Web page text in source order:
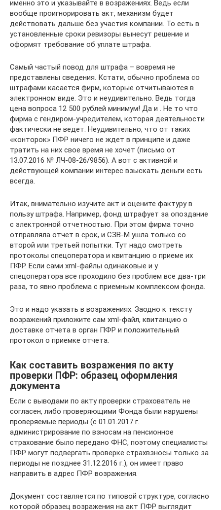
именно это и указывайте в возражениях. Ведь если
вообще проигнорировать акт, механизм будет
действовать дальше без участия компании. То есть в
установленные сроки ревизоры вынесут решение и
оформят требование об уплате штрафа.
Самый частый повод для штрафа – вовремя не
представлены сведения. Кстати, обычно проблема со
штрафами касается фирм, которые отчитываются в
электронном виде. Это и неудивительно. Ведь тогда
цена вопроса 12 500 рублей минимум! Да и . Не то что
фирма с гендиром-учредителем, которая деятельности
фактически не ведет. Неудивительно, что от таких
«конторок» ПФР ничего не ждет в принципе и даже
тратить на них свое время не хочет (письмо от
13.07.2016 № ЛЧ-08-26/9856). А вот с активной и
действующей компании интерес взыскать деньги есть
всегда.
Итак, внимательно изучите акт и оцените фактуру в
пользу штрафа. Например, фонд штрафует за опоздание
с электронной отчетностью. При этом фирма точно
отправляла отчет в срок, и СЗВ-М ушла только со
второй или третьей попытки. Тут надо смотреть
протоколы спецоператора и квитанцию о приеме их
ПФР. Если сами xml-файлы одинаковые и у
спецоператора все проходило без проблем все два-три
раза, то явно проблема с приемным комплексом фонда.
Это и надо указать в возражениях. Заодно к тексту
возражений приложите сам xml-файл, квитанцию о
доставке отчета в орган ПФР и положительный
протокол о приемке отчета.
Как составить возражения по акту
проверки ПФР: образец оформления
документа
Если с выводами по акту проверки страхователь не
согласен, либо проверяющими Фонда были нарушены
проверяемые периоды (с 01.01.2017 г.
администрирование по взносам на пенсионное
страхование было передано ФНС, поэтому специалисты
ПФР могут подвергать проверке страхвзносы только за
периоды не позднее 31.12.2016 г.), он имеет право
направить в адрес ПФР возражения.
Документ составляется по типовой структуре, согласно
которой образец возражения на акт ПФР выглядит